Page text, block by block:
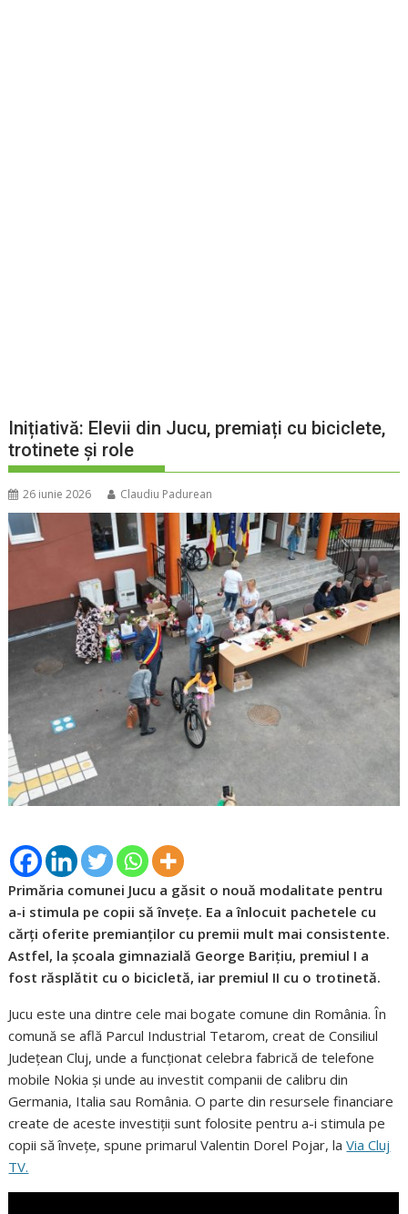
Inițiativă: Elevii din Jucu, premiați cu biciclete,
trotinete și role
26 iunie 2026 Claudiu Padurean
Primăria comunei Jucu a găsit o nouă modalitate pentru
a-i stimula pe copii să învețe. Ea a înlocuit pachetele cu
cărți oferite premianților cu premii mult mai consistente.
Astfel, la școala gimnazială George Barițiu, premiul I a
fost răsplătit cu o bicicletă, iar premiul II cu o trotinetă.
Jucu este una dintre cele mai bogate comune din România. În
comună se află Parcul Industrial Tetarom, creat de Consiliul
Județean Cluj, unde a funcționat celebra fabrică de telefone
mobile Nokia și unde au investit companii de calibru din
Germania, Italia sau România. O parte din resursele financiare
create de aceste investiții sunt folosite pentru a-i stimula pe
copii să învețe, spune primarul Valentin Dorel Pojar, laVia Cluj
TV.